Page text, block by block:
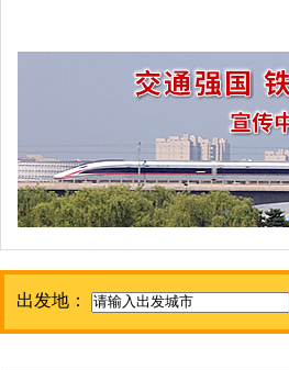
出发地：